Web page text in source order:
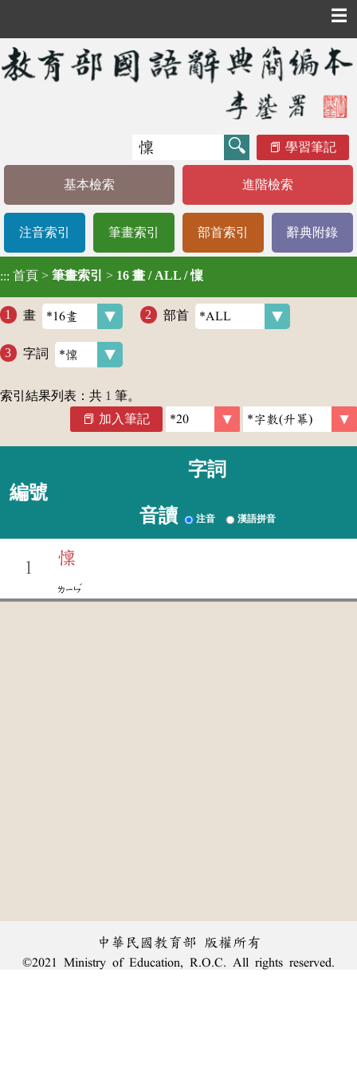
☰
學習筆記
基本檢索 進階檢索
注音索引 筆畫索引 部首索引 辭典附錄
::: 首頁 > 筆畫索引 > 16 畫 / ALL / 懍
畫 部首
字詞
索引結果列表：共 1 筆。
加入筆記
編號
字詞
音讀 注音 漢語拼音
1
懍
ㄌㄧㄣ
ˇ
中華民國教育部 版權所有
©2021 Ministry of Education, R.O.C. All rights reserved.